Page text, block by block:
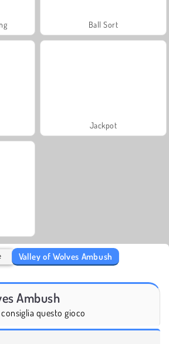
Ball Sort
Jackpot
Valley of Wolves Ambush
Ambush
questo gioco